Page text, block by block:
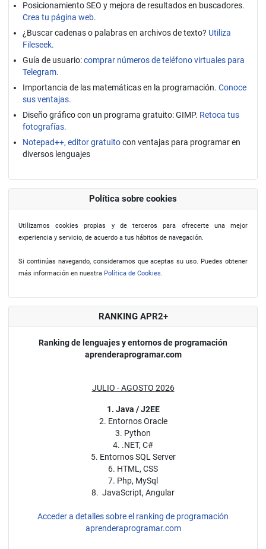
Posicionamiento SEO y mejora de resultados en buscadores.
Crea tu página web.
¿Buscar cadenas o palabras en archivos de texto? Utiliza
Fileseek.
Guía de usuario:comprar números de teléfono virtuales para
Telegram.
Importancia de las matemáticas en la programación. Conoce
sus ventajas.
Diseño gráfico con un programa gratuito: GIMP. Retoca tus
fotografías.
Notepad++, editor gratuitocon ventajas para programar en
diversos lenguajes
Política sobre cookies
Utilizamos cookies propias y de terceros para ofrecerte una mejor
experiencia y servicio, de acuerdo a tus hábitos de navegación.
Si continúas navegando, consideramos que aceptas su uso. Puedes obtener
más información en nuestra Política de Cookies.
RANKING APR2+
Ranking de lenguajes y entornos de programación
aprenderaprogramar.com
JULIO - AGOSTO 2026
1. Java / J2EE
2. Entornos Oracle
3. Python
4. .NET, C#
5. Entornos SQL Server
6. HTML, CSS
7. Php, MySql
8. JavaScript, Angular
Acceder a detalles sobre el ranking de programación
aprenderaprogramar.com